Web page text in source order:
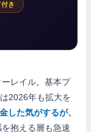
き
レイル。基本プ
2026年も拡大を
した気がするが、
を抱える層も急速